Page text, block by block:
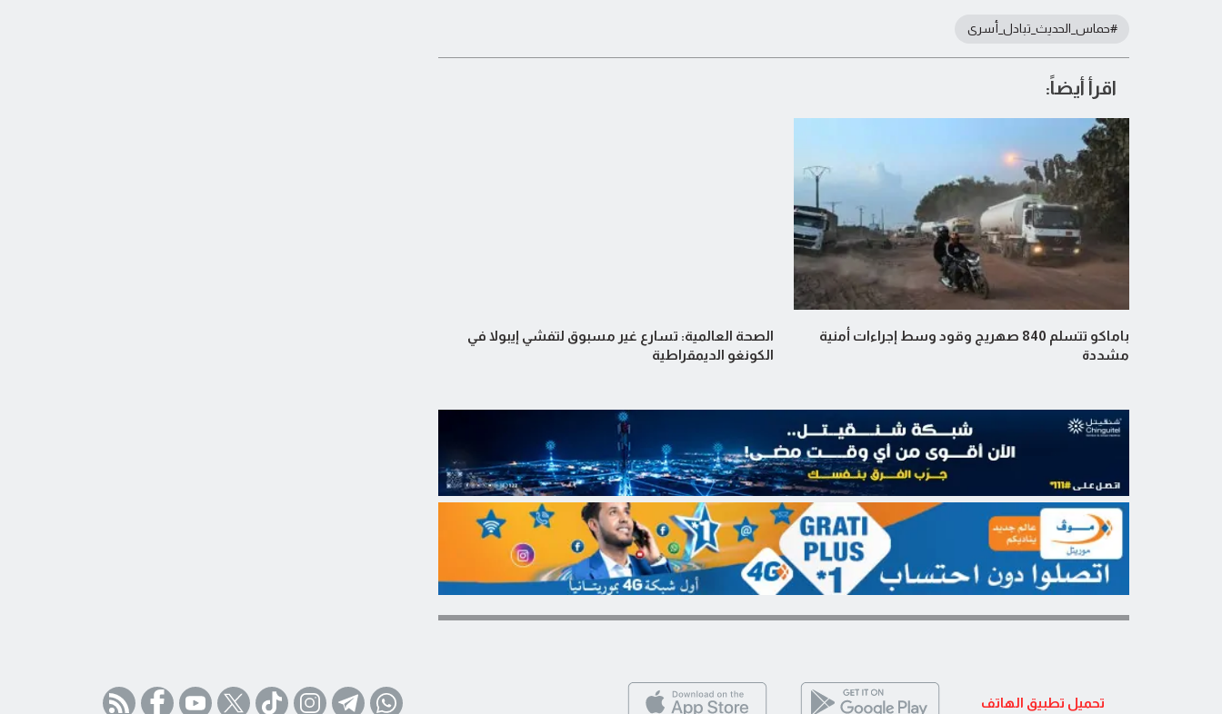
#حماس_الحديث_تبادل_أسرى
اقرأ أيضاً:
باماكو تتسلم 840 صهريج وقود وسط إجراءات أمنية
مشددة
الصحة العالمية: تسارع غير مسبوق لتفشي إيبولا في
الكونغو الديمقراطية
تحميل تطبيق الهاتف